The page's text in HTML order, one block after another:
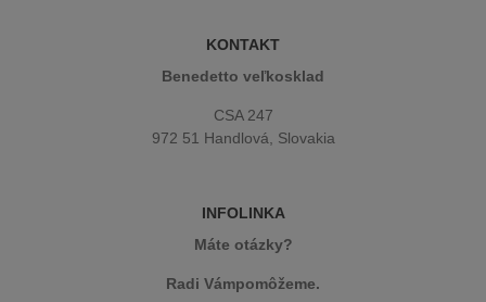
KONTAKT
Benedetto veľkosklad
CSA 247
972 51 Handlová, Slovakia
INFOLINKA
Máte otázky?
Radi Vámpomôžeme.